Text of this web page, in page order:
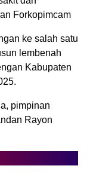
Forkopimcam
ke salah satu
lembenah
Kabupaten
pimpinan
Rayon